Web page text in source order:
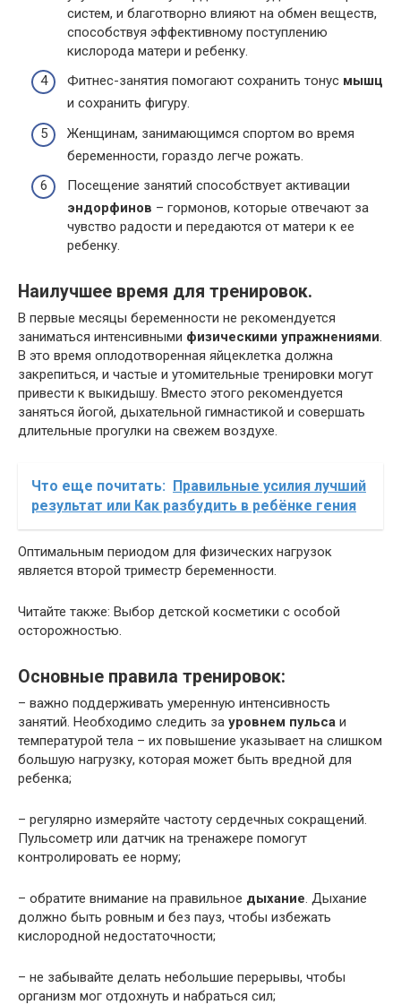
систем, и благотворно влияют на обмен веществ,
способствуя эффективному поступлению
кислорода матери и ребенку.
Фитнес-занятия помогают сохранить тонус мышц
и сохранить фигуру.
Женщинам, занимающимся спортом во время
беременности, гораздо легче рожать.
Посещение занятий способствует активации
эндорфинов – гормонов, которые отвечают за
чувство радости и передаются от матери к ее
ребенку.
Наилучшее время для тренировок.
В первые месяцы беременности не рекомендуется
заниматься интенсивными физическими упражнениями.
В это время оплодотворенная яйцеклетка должна
закрепиться, и частые и утомительные тренировки могут
привести к выкидышу. Вместо этого рекомендуется
заняться йогой, дыхательной гимнастикой и совершать
длительные прогулки на свежем воздухе.
Что еще почитать:
Правильные усилия лучший
результат или Как разбудить в ребёнке гения
Оптимальным периодом для физических нагрузок
является второй триместр беременности.
Читайте также: Выбор детской косметики с особой
осторожностью.
Основные правила тренировок:
– важно поддерживать умеренную интенсивность
занятий. Необходимо следить за уровнем пульса и
температурой тела – их повышение указывает на слишком
большую нагрузку, которая может быть вредной для
ребенка;
– регулярно измеряйте частоту сердечных сокращений.
Пульсометр или датчик на тренажере помогут
контролировать ее норму;
– обратите внимание на правильное дыхание. Дыхание
должно быть ровным и без пауз, чтобы избежать
кислородной недостаточности;
– не забывайте делать небольшие перерывы, чтобы
организм мог отдохнуть и набраться сил;